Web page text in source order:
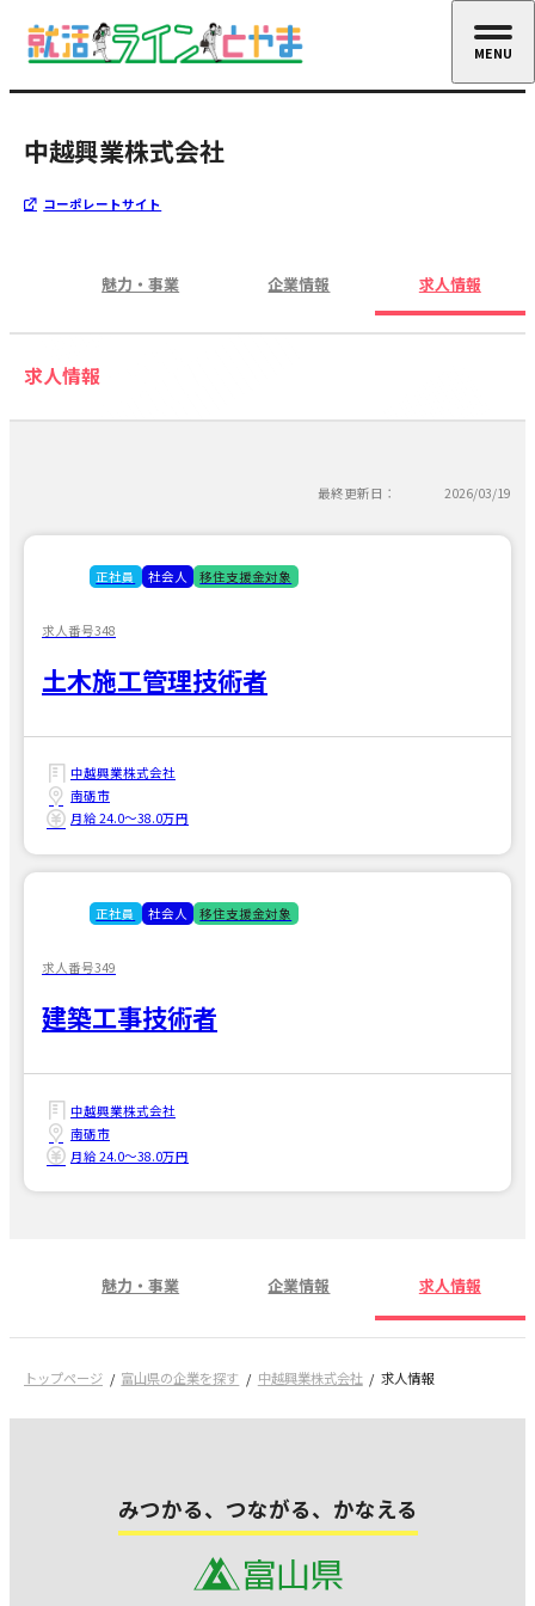
中越興業株式会社
コーポレートサイト
魅力・事業 企業情報 求人情報
求人情報
最終更新日： 2026/03/19
正社員 社会人 移住支援金対象
求人番号348
土木施工管理技術者
中越興業株式会社
南砺市
月給 24.0〜38.0万円
正社員 社会人 移住支援金対象
求人番号349
建築工事技術者
中越興業株式会社
南砺市
月給 24.0〜38.0万円
魅力・事業 企業情報 求人情報
トップページ 富山県の企業を探す 中越興業株式会社 求人情報
みつかる、つながる、かなえる
MENU